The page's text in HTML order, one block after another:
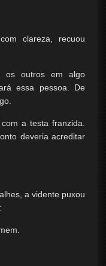
clareza, recuou
os outros em algo
essa pessoa. De
a testa franzida.
deveria acreditar
a vidente puxou